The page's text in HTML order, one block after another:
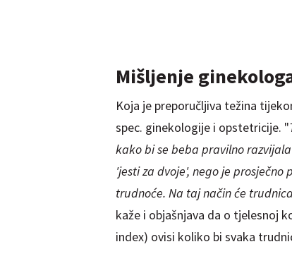
Mišljenje
Koja je preporučljiva težina
spec. ginekologije i opstetricije. "
kako bi se beba pravilno
'jesti za dvoje', nego je
trudnoće. Na taj način će
kaže i objašnjava da o tjelesnoj
index) ovisi koliko bi svaka